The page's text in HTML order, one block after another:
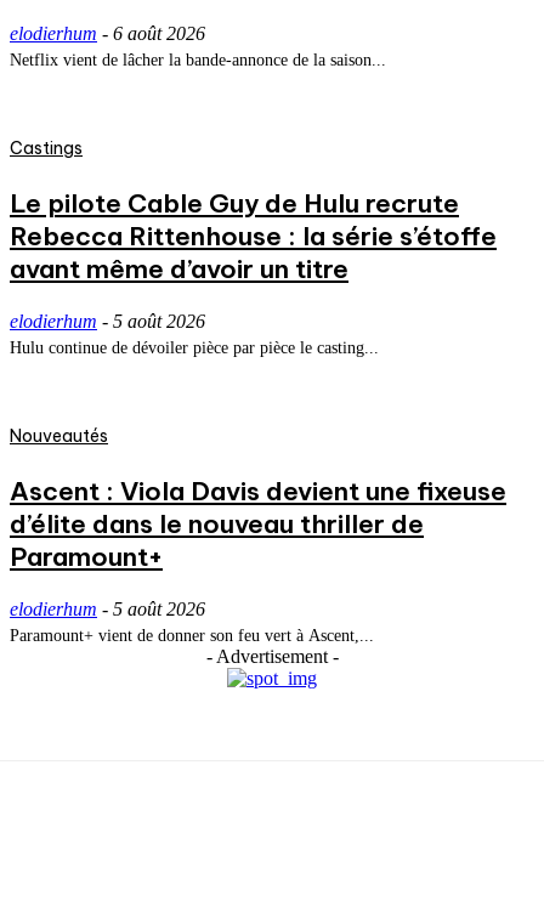
elodierhum - 6 août 2026
Netflix vient de lâcher la bande-annonce de la saison...
Castings
Le pilote Cable Guy de Hulu recrute
Rebecca Rittenhouse : la série s’étoffe
avant même d’avoir un titre
elodierhum - 5 août 2026
Hulu continue de dévoiler pièce par pièce le casting...
Nouveautés
Ascent : Viola Davis devient une fixeuse
d’élite dans le nouveau thriller de
Paramount+
elodierhum - 5 août 2026
Paramount+ vient de donner son feu vert à Ascent,...
- Advertisement -